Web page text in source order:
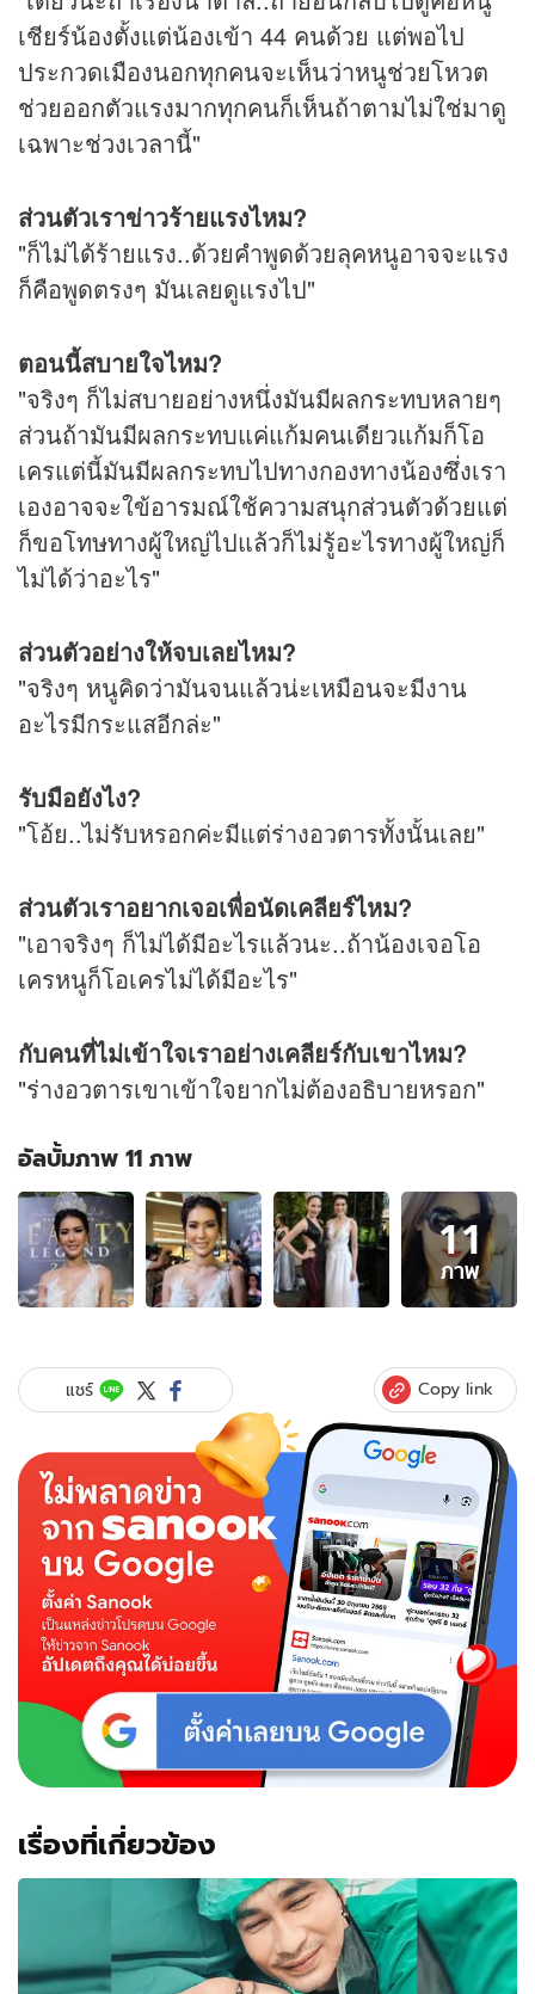
เชียร์น้องตั้งแต่น้องเข้า 44 คนด้วย แต่พอไป
ประกวดเมืองนอกทุกคนจะเห็นว่าหนูช่วยโหวต
ช่วยออกตัวแรงมากทุกคนก็เห็นถ้าตามไม่ใช่มาดู
เฉพาะช่วงเวลานี้"
ส่วนตัวเราข่าวร้ายแรงไหม?
"ก็ไม่ได้ร้ายแรง..ด้วยคำพูดด้วยลุคหนูอาจจะแรง
ก็คือพูดตรงๆ มันเลยดูแรงไป"
ตอนนี้สบายใจไหม?
"จริงๆ ก็ไม่สบายอย่างหนึ่งมันมีผลกระทบหลายๆ
ส่วนถ้ามันมีผลกระทบแค่แก้มคนเดียวแก้มก็โอ
เครแต่นี้มันมีผลกระทบไปทางกองทางน้องซึ่งเรา
เองอาจจะใข้อารมณ์ใช้ความสนุกส่วนตัวด้วยแต่
ก็ขอโทษทางผู้ใหญ่ไปแล้วก็ไม่รู้อะไรทางผู้ใหญ่ก็
ไม่ได้ว่าอะไร"
ส่วนตัวอย่างให้จบเลยไหม?
"จริงๆ หนูคิดว่ามันจนแล้วน่ะเหมือนจะมีงาน
อะไรมีกระแสอีกล่ะ"
รับมือยังไง?
"โอ้ย..ไม่รับหรอกค่ะมีแต่ร่างอวตารทั้งนั้นเลย"
ส่วนตัวเราอยากเจอเพื่อนัดเคลียร์ไหม?
"เอาจริงๆ ก็ไม่ได้มีอะไรแล้วนะ..ถ้าน้องเจอโอ
เครหนูก็โอเครไม่ได้มีอะไร"
กับคนที่ไม่เข้าใจเราอย่างเคลียร์กับเขาไหม?
"ร่างอวตารเขาเข้าใจยากไม่ต้องอธิบายหรอก"
อัลบั้มภาพ 11 ภาพ
อัลบั้ม
ภาพ
11
ภาพ
ของ
ตรา
ไร้
น้ำตาล
ยัง
เป็น
แรง
11
ภาพ
แชร์ Copy link
เรื่องที่เกี่ยวข้อง